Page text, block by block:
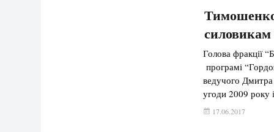
силовикам
Голова фракції
програмі
ведучого Дмитра
угоди 2009 року
опозиційної
17.06.2017